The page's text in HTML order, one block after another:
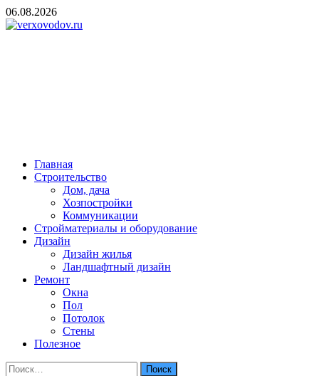
Skip
to
06.08.2026
Главная
Строительство
Дом, дача
Хозпостройки
Коммуникации
Стройматериалы и оборудование
Дизайн
Дизайн жилья
Ландшафтный дизайн
Ремонт
Окна
Пол
Потолок
Стены
Полезное
Найти: